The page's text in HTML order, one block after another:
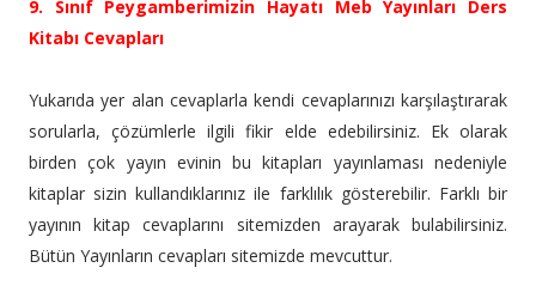
9. Sınıf Peygamberimizin Hayatı Meb Yayınları Ders
Kitabı Cevapları
Yukarıda yer alan cevaplarla kendi cevaplarınızı karşılaştırarak
sorularla, çözümlerle ilgili fikir elde edebilirsiniz. Ek olarak
birden çok yayın evinin bu kitapları yayınlaması nedeniyle
kitaplar sizin kullandıklarınız ile farklılık gösterebilir. Farklı bir
yayının kitap cevaplarını sitemizden arayarak bulabilirsiniz.
Bütün Yayınların cevapları sitemizde mevcuttur.